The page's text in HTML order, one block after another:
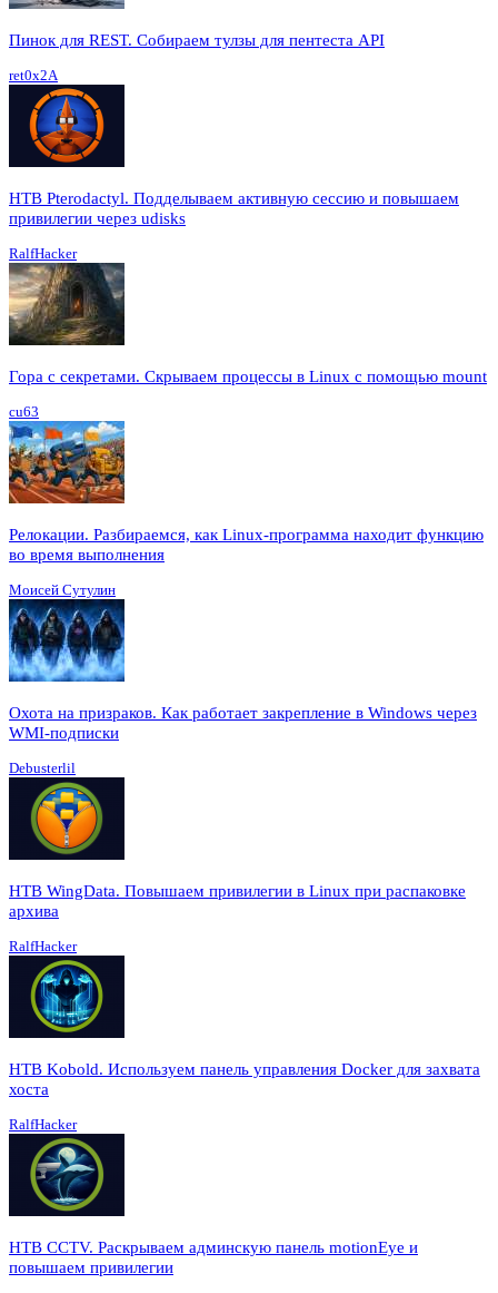
Пинок для REST. Собираем тулзы для пентеста API
ret0x2A
HTB Pterodactyl. Подделываем активную сессию и повышаем
привилегии через udisks
RalfHacker
Гора с секретами. Скрываем процессы в Linux c помощью mount
cu63
Релокации. Разбираемся, как Linux-программа находит функцию
во время выполнения
Моисей Сутулин
Охота на призраков. Как работает закрепление в Windows через
WMI-подписки
Debusterlil
HTB WingData. Повышаем привилегии в Linux при распаковке
архива
RalfHacker
HTB Kobold. Используем панель управления Docker для захвата
хоста
RalfHacker
HTB CCTV. Раскрываем админскую панель motionEye и
повышаем привилегии